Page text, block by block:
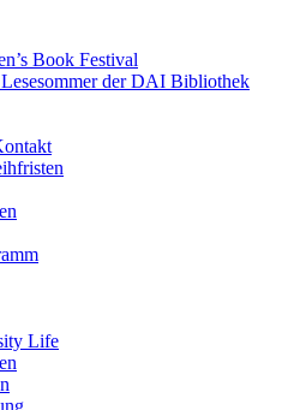
Book Festival
der DAI Bibliothek
Life